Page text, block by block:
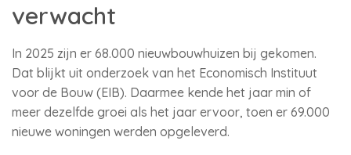
verwacht
In 2025 zijn er 68.000 nieuwbouwhuizen bij gekomen.
Dat blijkt uit onderzoek van het Economisch Instituut
voor de Bouw (EIB). Daarmee kende het jaar min of
meer dezelfde groei als het jaar ervoor, toen er 69.000
nieuwe woningen werden opgeleverd.